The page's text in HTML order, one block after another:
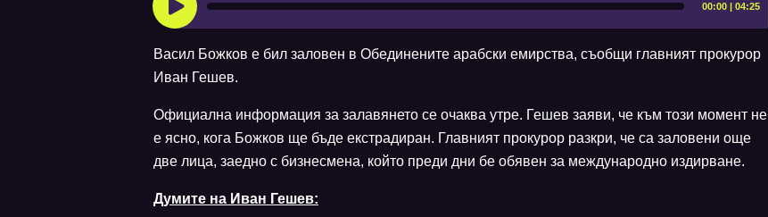
00:00 | 04:25
Васил Божков е бил заловен в Обединените арабски емирства, съобщи главният прокурор
Иван Гешев.
Официална информация за залавянето се очаква утре. Гешев заяви, че към този момент не
е ясно, кога Божков ще бъде екстрадиран. Главният прокурор разкри, че са заловени още
две лица, заедно с бизнесмена, който преди дни бе обявен за международно издирване.
Думите на Иван Гешев: